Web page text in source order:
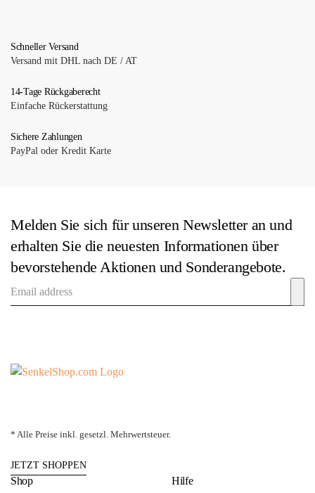
Optionen
auf
der
gewählt
Schneller Versand
Versand mit DHL nach DE / AT
14-Tage Rückgaberecht
Einfache Rückerstattung
Sichere Zahlungen
PayPal oder Kredit Karte
Melden Sie sich für unseren Newsletter an und
erhalten Sie die neuesten Informationen über
bevorstehende Aktionen und Sonderangebote.
* Alle Preise inkl. gesetzl. Mehrwertsteuer.
JETZT SHOPPEN
Shop Hilfe